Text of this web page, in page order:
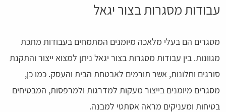
עבודות מסגרות בצור יגאל
מסגרים הם בעלי מלאכה מיומנים המתמחים בעבודות מתכת
מגוונות. בין עבודות מסגרות בצור יגאל ניתן למצוא ייצור והתקנת
סורגים וחלונות, אשר תורמים לאבטחת הבית והעסק. כמו כן,
מסגרים מיומנים בייצור מעקות למדרגות ולמרפסות, המבטיחים
בטיחות ומעניקים מראה אסתטי למבנה.